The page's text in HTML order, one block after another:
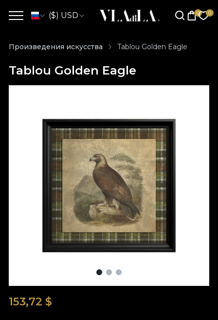
($) USD
Произведения искусства Tablou Golden Eagle
Tablou Golden Eagle
153,72 $